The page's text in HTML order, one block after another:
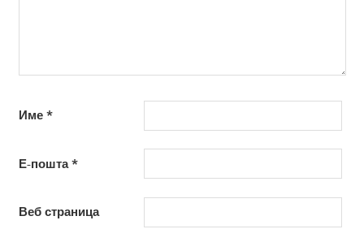
Име *
Е-пошта*
Веб страница